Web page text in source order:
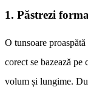
1. Păstrezi
O tunsoare
corect se bazează
volum și lungime.